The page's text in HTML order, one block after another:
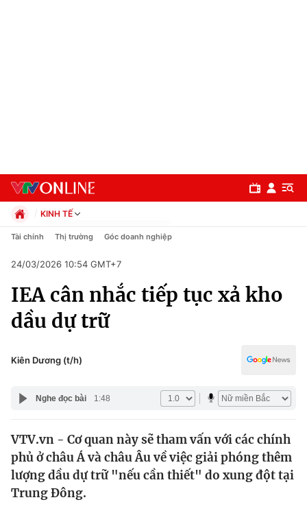
Chuyên mục
Chính trị
Pháp luật
Thế giới
Tin tức
KINH TẾ
Chính trị
Pháp luật
Kinh tế
Thể thao
Truyền hình
Y tế
Công nghệ
Tài chính Thị trường Góc doanh nghiệp
24/03/2026 10:54 GMT+7
IEA cân nhắc tiếp tục xả kho
dầu dự trữ
Kiên Dương (t/h)
Nghe đọc bài 1:48
VTV.vn - Cơ quan này sẽ tham vấn với các chính
phủ ở châu Á và châu Âu về việc giải phóng thêm
lượng dầu dự trữ "nếu cần thiết" do xung đột tại
Trung Đông.